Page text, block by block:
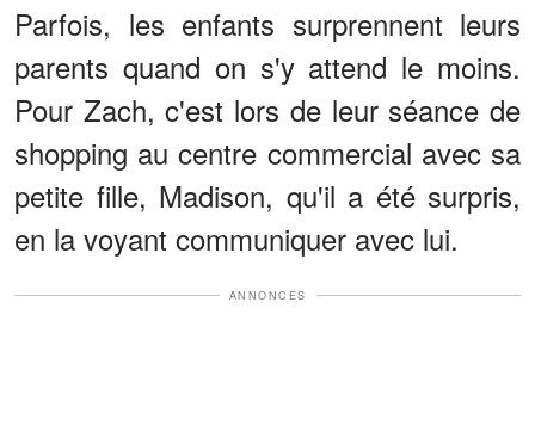
Parfois, les enfants surprennent leurs
parents quand on s'y attend le moins.
Pour Zach, c'est lors de leur séance de
shopping au centre commercial avec sa
petite fille, Madison, qu'il a été surpris,
en la voyant communiquer avec lui.
ANNONCES